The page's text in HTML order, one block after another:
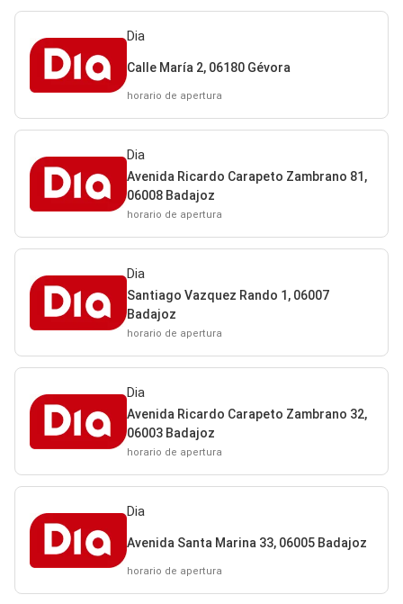
Dia
Calle María 2, 06180 Gévora
horario de apertura
Dia
Avenida Ricardo Carapeto Zambrano 81,
06008 Badajoz
horario de apertura
Dia
Santiago Vazquez Rando 1, 06007
Badajoz
horario de apertura
Dia
Avenida Ricardo Carapeto Zambrano 32,
06003 Badajoz
horario de apertura
Dia
Avenida Santa Marina 33, 06005 Badajoz
horario de apertura